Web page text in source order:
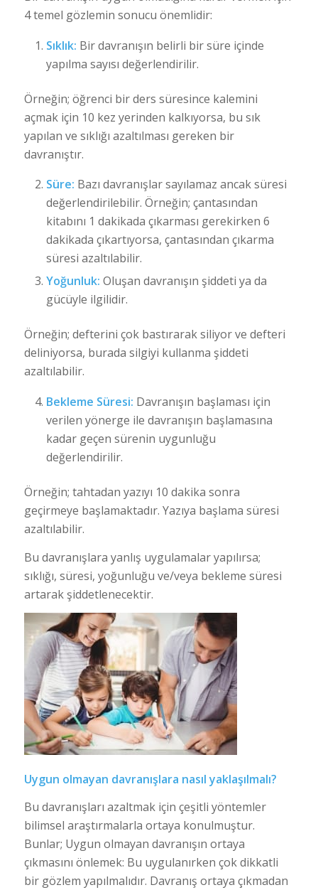
4 temel gözlemin sonucu önemlidir:
Sıklık: Bir davranışın belirli bir süre içinde
yapılma sayısı değerlendirilir.
Örneğin; öğrenci bir ders süresince kalemini
açmak için 10 kez yerinden kalkıyorsa, bu sık
yapılan ve sıklığı azaltılması gereken bir
davranıştır.
Süre: Bazı davranışlar sayılamaz ancak süresi
değerlendirilebilir. Örneğin; çantasından
kitabını 1 dakikada çıkarması gerekirken 6
dakikada çıkartıyorsa, çantasından çıkarma
süresi azaltılabilir.
Yoğunluk: Oluşan davranışın şiddeti ya da
gücüyle ilgilidir.
Örneğin; defterini çok bastırarak siliyor ve defteri
deliniyorsa, burada silgiyi kullanma şiddeti
azaltılabilir.
Bekleme Süresi: Davranışın başlaması için
verilen yönerge ile davranışın başlamasına
kadar geçen sürenin uygunluğu
değerlendirilir.
Örneğin; tahtadan yazıyı 10 dakika sonra
geçirmeye başlamaktadır. Yazıya başlama süresi
azaltılabilir.
Bu davranışlara yanlış uygulamalar yapılırsa;
sıklığı, süresi, yoğunluğu ve/veya bekleme süresi
artarak şiddetlenecektir.
Uygun olmayan davranışlara nasıl yaklaşılmalı?
Bu davranışları azaltmak için çeşitli yöntemler
bilimsel araştırmalarla ortaya konulmuştur.
Bunlar; Uygun olmayan davranışın ortaya
çıkmasını önlemek: Bu uygulanırken çok dikkatli
bir gözlem yapılmalıdır. Davranış ortaya çıkmadan